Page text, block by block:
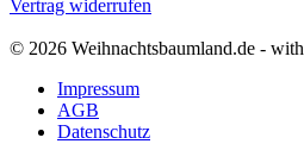
Vertrag widerrufen
© 2026 Weihnachtsbaumland.de - with
Impressum
AGB
Datenschutz